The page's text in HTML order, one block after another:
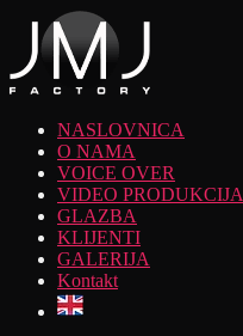
NASLOVNICA
O NAMA
VOICE OVER
VIDEO PRODUKCIJA
GLAZBA
KLIJENTI
GALERIJA
Kontakt